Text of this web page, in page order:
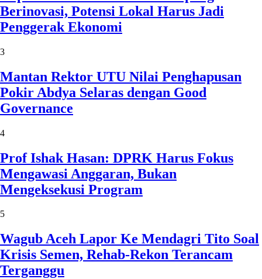
Berinovasi, Potensi Lokal Harus Jadi
Penggerak Ekonomi
3
Mantan Rektor UTU Nilai Penghapusan
Pokir Abdya Selaras dengan Good
Governance
4
Prof Ishak Hasan: DPRK Harus Fokus
Mengawasi Anggaran, Bukan
Mengeksekusi Program
5
Wagub Aceh Lapor Ke Mendagri Tito Soal
Krisis Semen, Rehab-Rekon Terancam
Terganggu